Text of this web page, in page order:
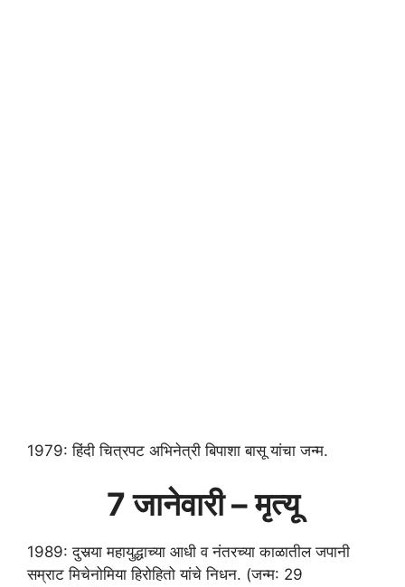
1979: हिंदी चित्रपट अभिनेत्री बिपाशा बासू यांचा जन्म.
7 जानेवारी – मृत्यू
1989: दुसर्‍या महायुद्धाच्या आधी व नंतरच्या काळातील जपानी
सम्राट मिचेनोमिया हिरोहितो यांचे निधन. (जन्म: 29